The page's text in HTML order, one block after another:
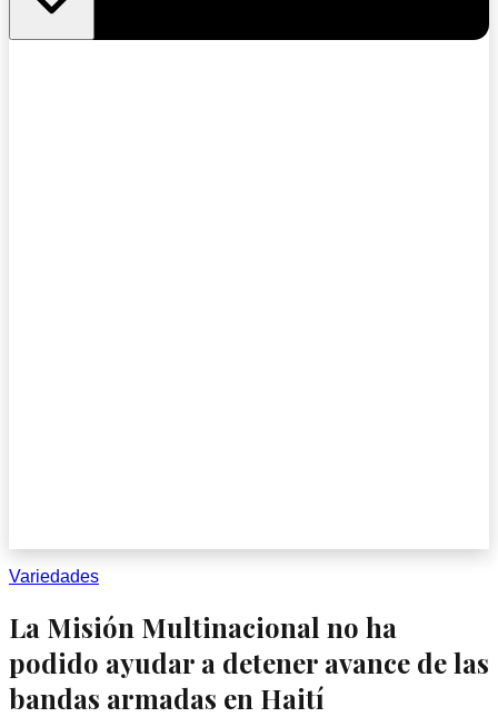
Variedades
La Misión Multinacional no ha
podido ayudar a detener avance de las
bandas armadas en Haití